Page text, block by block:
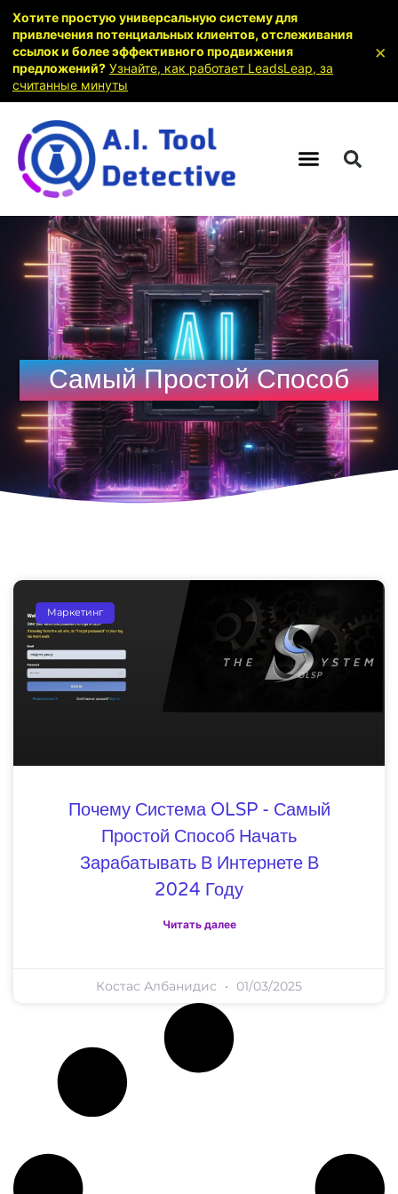
Самый Простой Способ
Маркетинг
Почему Система OLSP - Самый
Простой Способ Начать
Зарабатывать В Интернете В
2024 Году
Читать далее
Костас Албанидис 01/03/2025
Хотите простую универсальную систему для
привлечения потенциальных клиентов, отслеживания
ссылок и более эффективного продвижения
предложений? Узнайте, как работает LeadsLeap, за
считанные минуты
×